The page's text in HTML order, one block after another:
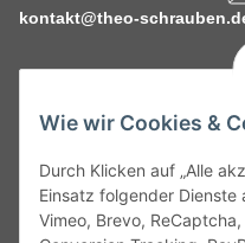
Wie wir Cookies &
Durch Klicken auf „Alle
Einsatz folgender Dienste
Vimeo, Brevo,
kontakt@theo-
Service